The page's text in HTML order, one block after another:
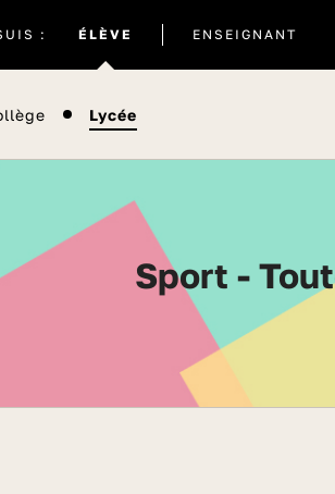
: ÉLÈVE
actuel
ENSEIGNANT
Lycée
Sport -